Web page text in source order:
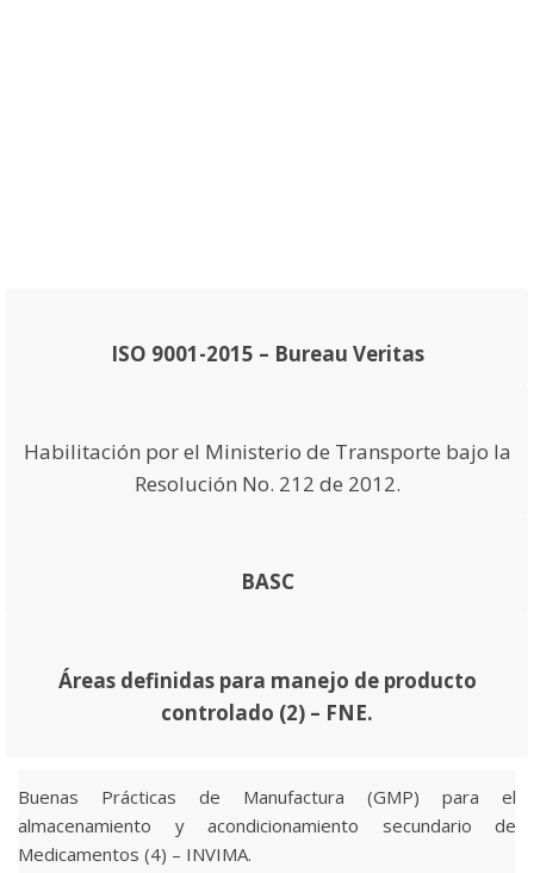
ISO 9001-2015 – Bureau Veritas
Habilitación por el Ministerio de Transporte bajo la
Resolución No. 212 de 2012.
BASC
Áreas definidas para manejo de producto
controlado (2) – FNE.
Buenas Prácticas de Manufactura (GMP) para el
almacenamiento y acondicionamiento secundario de
Medicamentos (4) – INVIMA.